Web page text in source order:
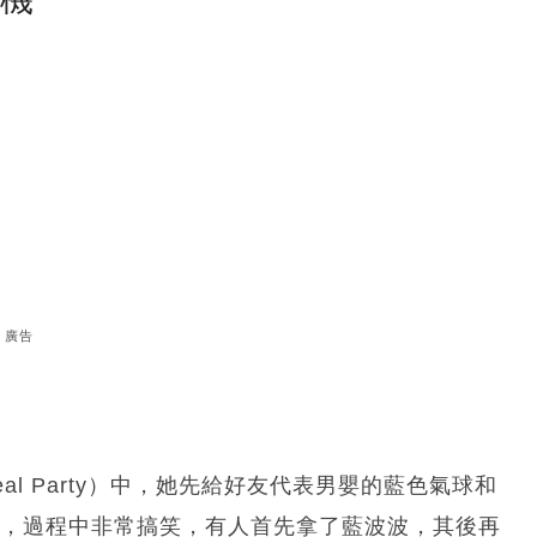
廣告
Party）中，她先給好友代表男嬰的藍色氣球和
過程中非常搞笑，有人首先拿了藍波波，其後再